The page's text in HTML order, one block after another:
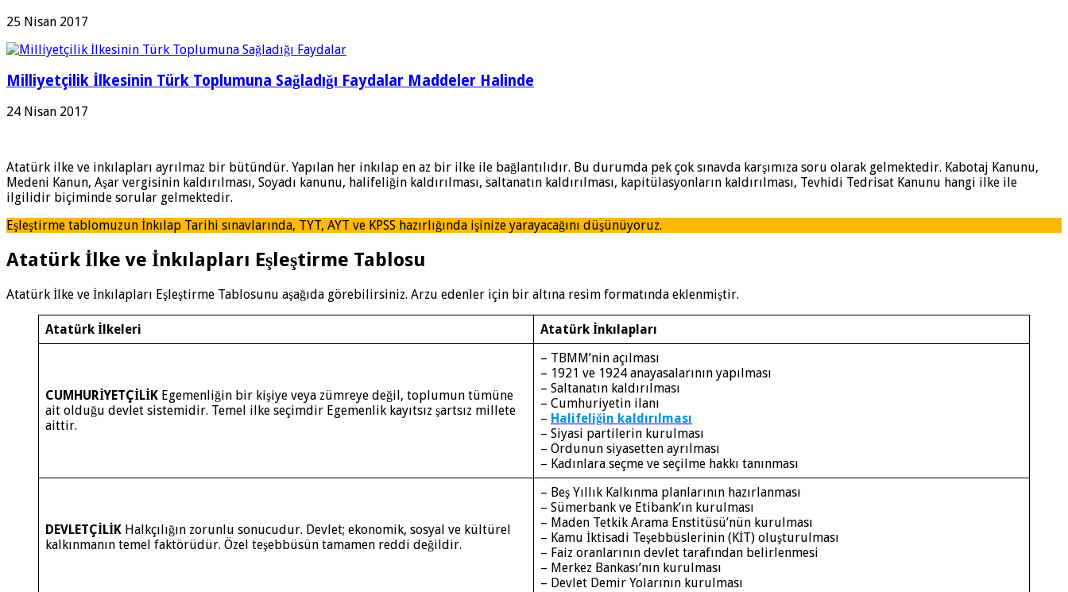
25 Nisan 2017
Milliyetçilik İlkesinin Türk Toplumuna Sağladığı Faydalar Maddeler Halinde
24 Nisan 2017
Atatürk ilke ve inkılapları ayrılmaz bir bütündür. Yapılan her inkılap en az bir ilke ile bağlantılıdır. Bu durumda pek çok sınavda karşımıza soru olarak gelmektedir. Kabotaj Kanunu,
Medeni Kanun, Aşar vergisinin kaldırılması, Soyadı kanunu, halifeliğin kaldırılması, saltanatın kaldırılması, kapitülasyonların kaldırılması, Tevhidi Tedrisat Kanunu hangi ilke ile
ilgilidir biçiminde sorular gelmektedir.
Eşleştirme tablomuzun İnkılap Tarihi sınavlarında, TYT, AYT ve KPSS hazırlığında işinize yarayacağını düşünüyoruz.
Atatürk İlke ve İnkılapları Eşleştirme Tablosu
Atatürk İlke ve İnkılapları Eşleştirme Tablosunu aşağıda görebilirsiniz. Arzu edenler için bir altına resim formatında eklenmiştir.
Atatürk İlkeleri Atatürk İnkılapları
CUMHURİYETÇİLİK Egemenliğin bir kişiye veya zümreye değil, toplumun tümüne
ait olduğu devlet sistemidir. Temel ilke seçimdir Egemenlik kayıtsız şartsız millete
aittir.
– TBMM’nin açılması
– 1921 ve 1924 anayasalarının yapılması
– Saltanatın kaldırılması
– Cumhuriyetin ilanı
– Halifeliğin kaldırılması
– Siyasi partilerin kurulması
– Ordunun siyasetten ayrılması
– Kadınlara seçme ve seçilme hakkı tanınması
DEVLETÇİLİK Halkçılığın zorunlu sonucudur. Devlet; ekonomik, sosyal ve kültürel
kalkınmanın temel faktörüdür. Özel teşebbüsün tamamen reddi değildir.
– Beş Yıllık Kalkınma planlarının hazırlanması
– Sümerbank ve Etibank’ın kurulması
– Maden Tetkik Arama Enstitüsü’nün kurulması
– Kamu İktisadi Teşebbüslerinin (KİT) oluşturulması
– Faiz oranlarının devlet tarafından belirlenmesi
– Merkez Bankası’nın kurulması
– Devlet Demir Yolarının kurulması